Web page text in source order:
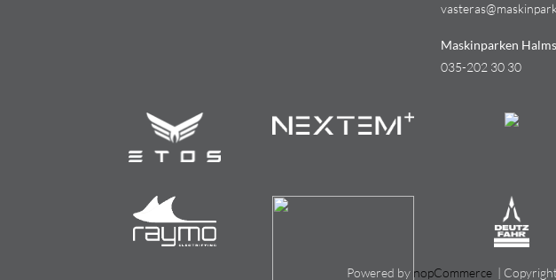
Maskinparken
035-202 30 30
Powered by nopCommerce| Copyright